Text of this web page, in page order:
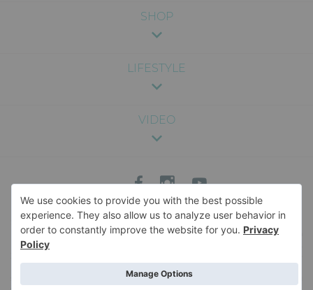
SHOP
LIFESTYLE
VIDEO
Sadržaj na ovom sajtu je pružen u svrhu zabave i opšte informacije, i nije
namenjen kao medicinski, pravni ili profesionalni savet. Nismo odgovorni za
bilo kakve posledice koje mogu nastati usled korišćenja informacija sa sajta.
stručnjakom. Za više informacija o sadržaju veb-sajta, i pravima i obavezama u